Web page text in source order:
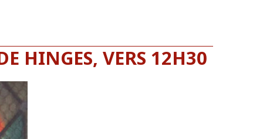
HINGES, VERS 12H30